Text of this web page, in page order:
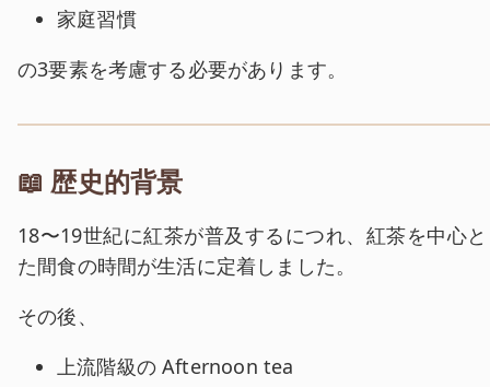
家庭習慣
の3要素を考慮する必要があります。
📖 歴史的背景
18〜19世紀に紅茶が普及するにつれ、紅茶を中心
た間食の時間が生活に定着しました。
その後、
上流階級の Afternoon tea